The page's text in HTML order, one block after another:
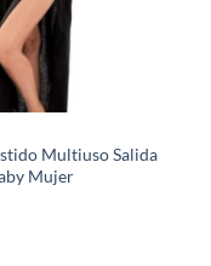
Multiuso Salida
Mujer